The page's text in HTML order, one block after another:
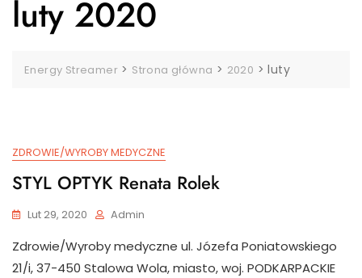
luty 2020
Energy Streamer > Strona główna > 2020 >luty
ZDROWIE/WYROBY MEDYCZNE
STYL OPTYK Renata Rolek
Lut 29, 2020 Admin
Zdrowie/Wyroby medyczne ul. Józefa Poniatowskiego
21/i, 37-450 Stalowa Wola, miasto, woj. PODKARPACKIE